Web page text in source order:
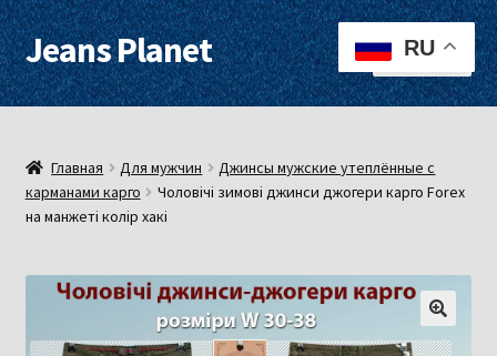
Перейти
к
навигации
Перейти
к
содержимому
Jeans Planet Меню
Для женщин
Для мужчин
О нас
Оплата, доставка
Контакты
Главная Для мужчин
Джинсы мужские утеплённые с
карманами карго
Чоловічі зимові джинси джогери карго Forex
на манжеті колір хакі
RU